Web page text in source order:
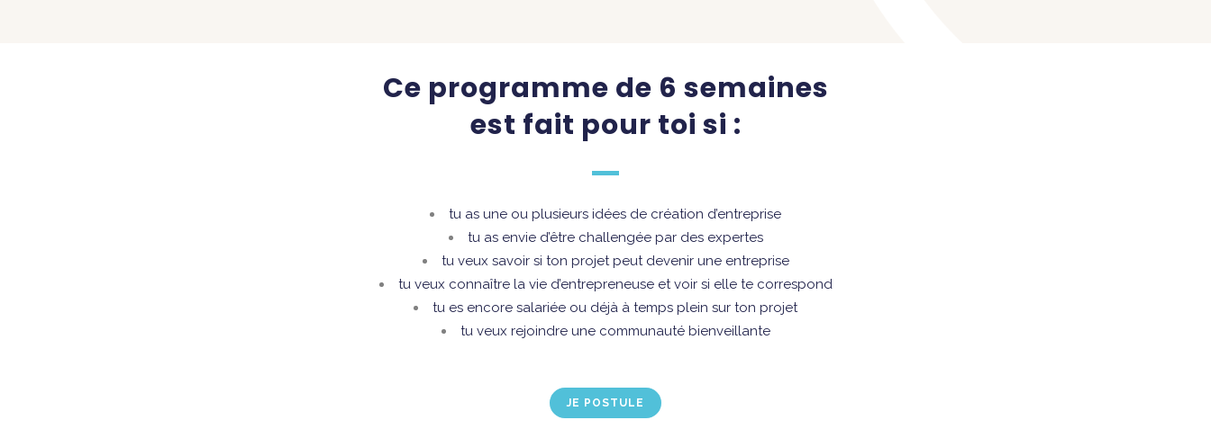
Ce programme de 6 semaines
est fait pour toi si :
tu as une ou plusieurs idées de création d’entreprise
tu as envie d’être challengée par des expertes
tu veux savoir si ton projet peut devenir une entreprise
tu veux connaître la vie d’entrepreneuse et voir si elle te correspond
tu es encore salariée ou déjà à temps plein sur ton projet
tu veux rejoindre une communauté bienveillante
JE POSTULE